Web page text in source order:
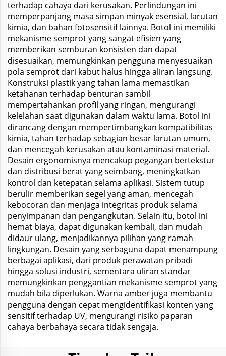
terhadap cahaya dari kerusakan. Perlindungan ini
memperpanjang masa simpan minyak esensial, larutan
kimia, dan bahan fotosensitif lainnya. Botol ini memiliki
mekanisme semprot yang sangat efisien yang
memberikan semburan konsisten dan dapat
disesuaikan, memungkinkan pengguna menyesuaikan
pola semprot dari kabut halus hingga aliran langsung.
Konstruksi plastik yang tahan lama memastikan
ketahanan terhadap benturan sambil
mempertahankan profil yang ringan, mengurangi
kelelahan saat digunakan dalam waktu lama. Botol ini
dirancang dengan mempertimbangkan kompatibilitas
kimia, tahan terhadap sebagian besar larutan umum,
dan mencegah kerusakan atau kontaminasi material.
Desain ergonomisnya mencakup pegangan bertekstur
dan distribusi berat yang seimbang, meningkatkan
kontrol dan ketepatan selama aplikasi. Sistem tutup
berulir memberikan segel yang aman, mencegah
kebocoran dan menjaga integritas produk selama
penyimpanan dan pengangkutan. Selain itu, botol ini
hemat biaya, dapat digunakan kembali, dan mudah
didaur ulang, menjadikannya pilihan yang ramah
lingkungan. Desain yang serbaguna dapat menampung
berbagai aplikasi, dari produk perawatan pribadi
hingga solusi industri, sementara uliran standar
memungkinkan penggantian mekanisme semprot yang
mudah bila diperlukan. Warna amber juga membantu
pengguna dengan cepat mengidentifikasi konten yang
sensitif terhadap UV, mengurangi risiko paparan
cahaya berbahaya secara tidak sengaja.